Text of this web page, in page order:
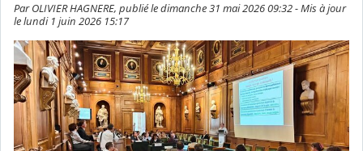
Par OLIVIER HAGNERE, publié le dimanche 31 mai 2026 09:32 - Mis à jour
le lundi 1 juin 2026 15:17